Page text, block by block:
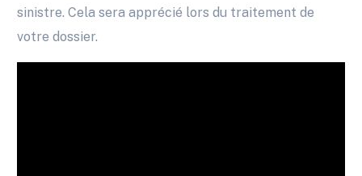
sinistre. Cela sera apprécié lors du traitement de
votre dossier.